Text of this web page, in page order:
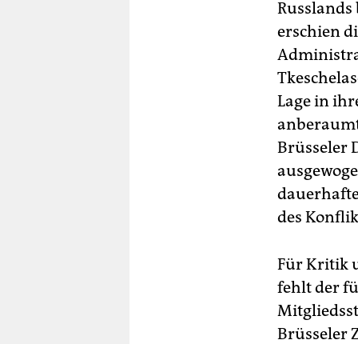
erschien
Lage in
Brüsseler
des
Für Kritik
fehlt der
Brüsseler